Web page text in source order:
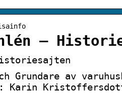
–
Grundare av
Karin